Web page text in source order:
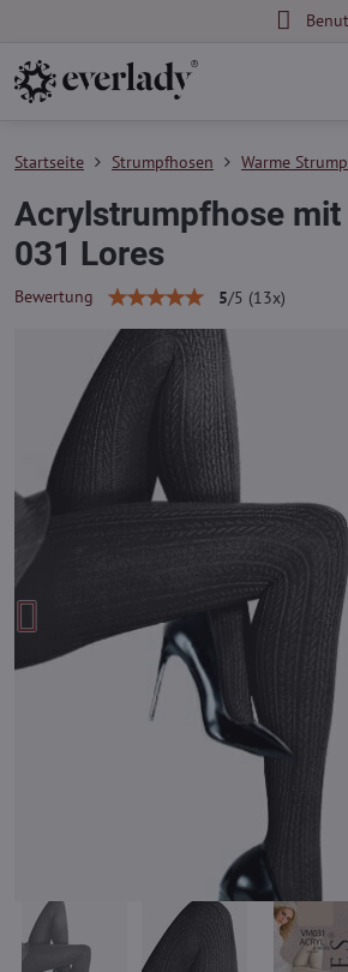
Startseite Strumpfhosen Warme
Acrylstrumpfhose mit
031 Lores
Bewertung 5/5 (13x)